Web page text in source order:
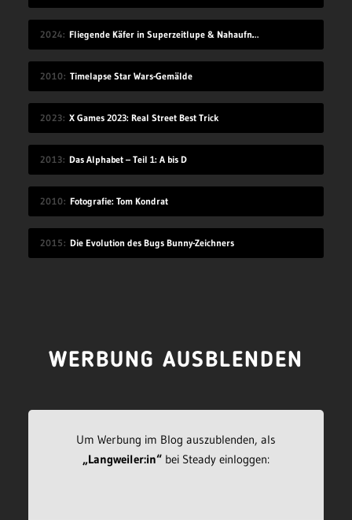
2024 Fliegende Käfer in Superzeitlupe & Nahaufnahme
2010 Timelapse Star Wars-Gemälde
2023 X Games 2023: Real Street Best Trick
2013 Das Alphabet – Teil 1: A bis D
2010 Fotografie: Tom Kondrat
2015 Die Evolution des Bugs Bunny-Zeichners
WERBUNG AUSBLENDEN
Um Werbung im Blog auszublenden, als
„Langweiler:in“bei Steady einloggen: